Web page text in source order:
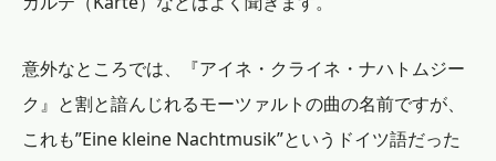
意外なところでは、『アイネ・クライネ・ナハトムジー
ク』と割と諳んじれるモーツァルトの曲の名前ですが、
これも”Eine kleine Nachtmusik”というドイツ語だった